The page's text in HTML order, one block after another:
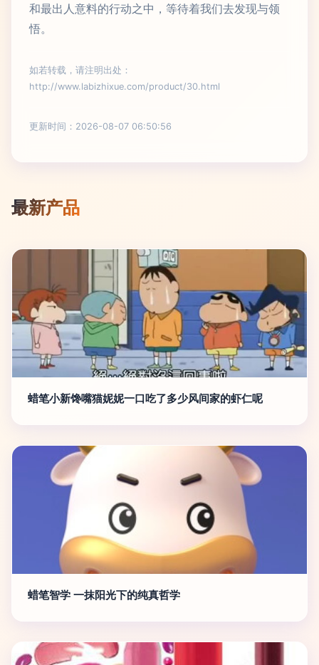
和最出人意料的行动之中，等待着我们去发现与领
悟。
如若转载，请注明出处：
http://www.labizhixue.com/product/30.html
更新时间：2026-08-07 06:50:56
最新产品
蜡笔小新馋嘴猫妮妮一口吃了多少风间家的虾仁呢
蜡笔智学 一抹阳光下的纯真哲学